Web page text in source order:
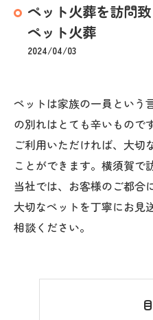
ペット火葬を訪問
ペット火葬
2024/04/03
ペットは家族の一員という
の別れはとても辛いもので
ご利用いただければ、大切
ことができます。横須賀で
当社では、お客様のご都合
大切なペットを丁寧にお見
相談ください。